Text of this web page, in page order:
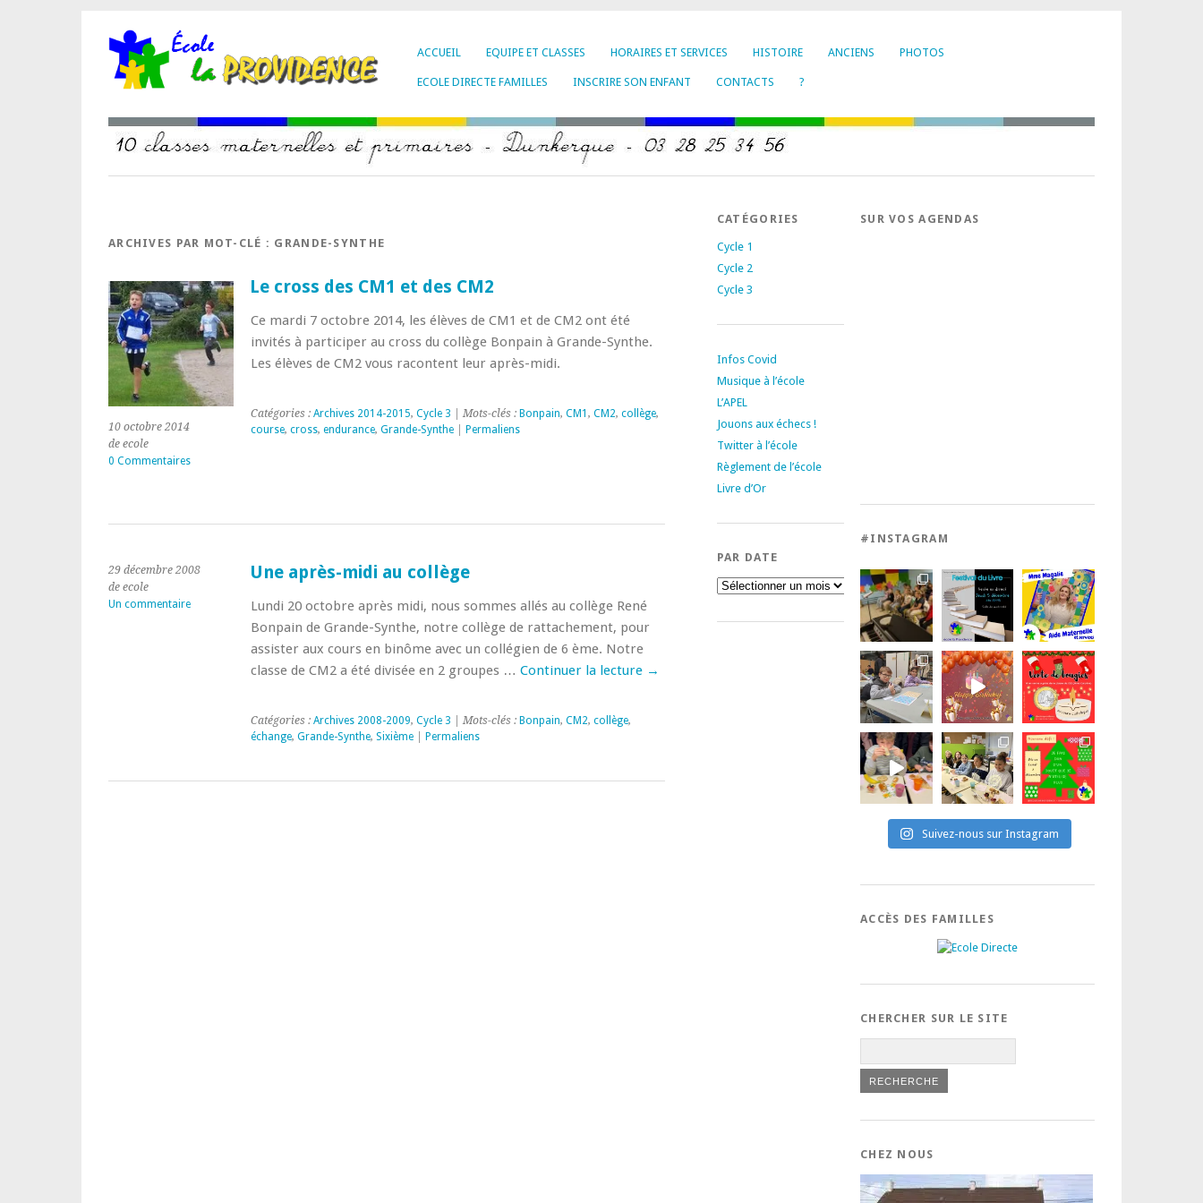
ACCUEIL EQUIPE ET CLASSES HORAIRES ET SERVICES HISTOIRE ANCIENS PHOTOS
ECOLE DIRECTE FAMILLES INSCRIRE SON ENFANT CONTACTS ?
ARCHIVES PAR MOT-CLÉ : GRANDE-SYNTHE
10 octobre 2014
de ecole
0 Commentaires
Le cross des CM1 et des CM2
Ce mardi 7 octobre 2014, les élèves de CM1 et de CM2 ont été
invités à participer au cross du collège Bonpain à Grande-Synthe.
Les élèves de CM2 vous racontent leur après-midi.
Catégories : Archives 2014-2015, Cycle 3 | Mots-clés : Bonpain, CM1 , CM2, collège,
course, cross, endurance, Grande-Synthe| Permaliens
29 décembre 2008
de ecole
Un commentaire
Une après-midi au collège
Lundi 20 octobre après midi, nous sommes allés au collège René
Bonpain de Grande-Synthe, notre collège de rattachement, pour
assister aux cours en binôme avec un collégien de 6 ème. Notre
classe de CM2 a été divisée en 2 groupes … Continuer la lecture →
Catégories : Archives 2008-2009, Cycle 3 | Mots-clés : Bonpain, CM2, collège,
échange, Grande-Synthe, Sixième| Permaliens
CATÉGORIES
Cycle 1
Cycle 2
Cycle 3
Infos Covid
Musique à l’école
L’APEL
Jouons aux échecs !
Twitter à l’école
Règlement de l’école
Livre d’Or
PAR DATE
Par
date
SUR VOS AGENDAS
#INSTAGRAM
Suivez-nous sur Instagram
ACCÈS DES FAMILLES
CHERCHER SUR LE SITE
CHEZ NOUS